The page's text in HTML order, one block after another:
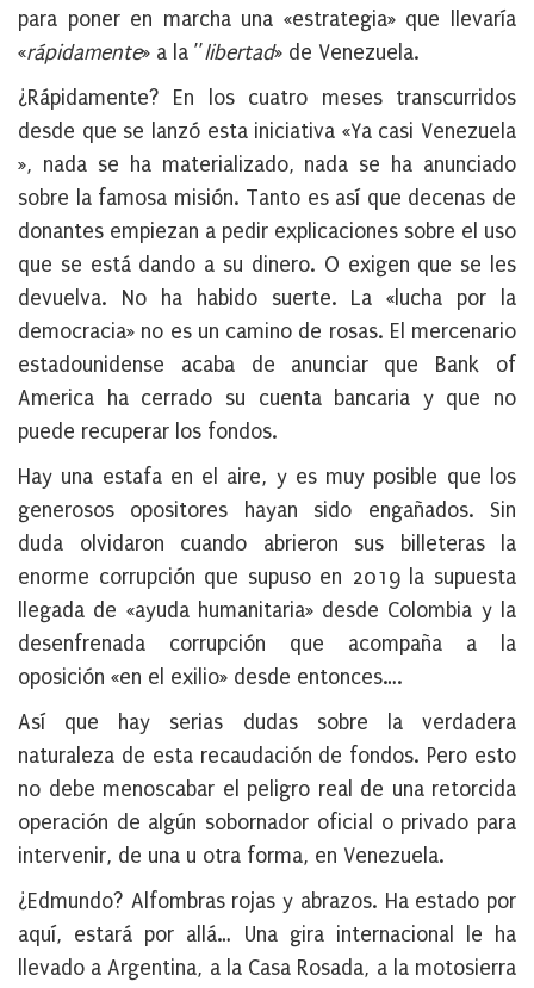
para poner en marcha una «estrategia» que llevaría
«rápidamente» a la ”libertad» de Venezuela.
¿Rápidamente? En los cuatro meses transcurridos
desde que se lanzó esta iniciativa «Ya casi Venezuela
», nada se ha materializado, nada se ha anunciado
sobre la famosa misión. Tanto es así que decenas de
donantes empiezan a pedir explicaciones sobre el uso
que se está dando a su dinero. O exigen que se les
devuelva. No ha habido suerte. La «lucha por la
democracia» no es un camino de rosas. El mercenario
estadounidense acaba de anunciar que Bank of
America ha cerrado su cuenta bancaria y que no
puede recuperar los fondos.
Hay una estafa en el aire, y es muy posible que los
generosos opositores hayan sido engañados. Sin
duda olvidaron cuando abrieron sus billeteras la
enorme corrupción que supuso en 2019 la supuesta
llegada de «ayuda humanitaria» desde Colombia y la
desenfrenada corrupción que acompaña a la
oposición «en el exilio» desde entonces….
Así que hay serias dudas sobre la verdadera
naturaleza de esta recaudación de fondos. Pero esto
no debe menoscabar el peligro real de una retorcida
operación de algún sobornador oficial o privado para
intervenir, de una u otra forma, en Venezuela.
¿Edmundo? Alfombras rojas y abrazos. Ha estado por
aquí, estará por allá… Una gira internacional le ha
llevado a Argentina, a la Casa Rosada, a la motosierra